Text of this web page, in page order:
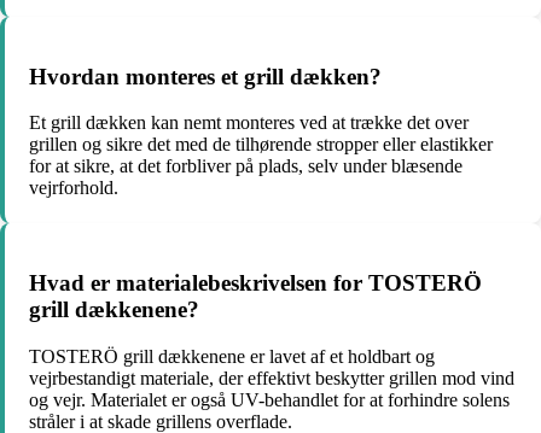
Hvordan monteres et grill dækken?
Et grill dækken kan nemt monteres ved at trække det over
grillen og sikre det med de tilhørende stropper eller elastikker
for at sikre, at det forbliver på plads, selv under blæsende
vejrforhold.
Hvad er materialebeskrivelsen for TOSTERÖ
grill dækkenene?
TOSTERÖ grill dækkenene er lavet af et holdbart og
vejrbestandigt materiale, der effektivt beskytter grillen mod vind
og vejr. Materialet er også UV-behandlet for at forhindre solens
stråler i at skade grillens overflade.